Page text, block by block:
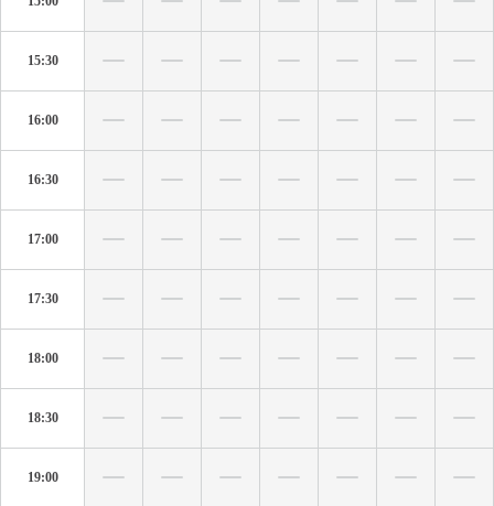
15:30
16:00
16:30
17:00
17:30
18:00
18:30
19:00